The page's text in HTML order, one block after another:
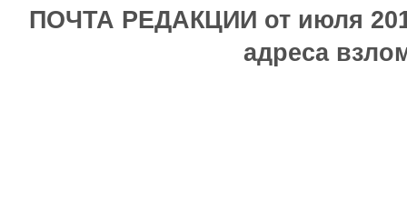
ПОЧТА РЕДАКЦИИ от июля
адреса